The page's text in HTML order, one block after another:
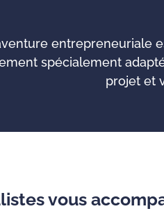
spécialement
projet et
vous